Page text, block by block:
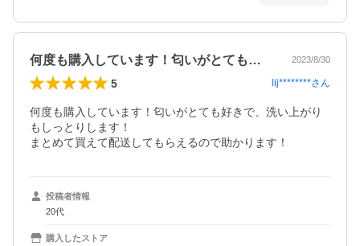
何度も購入しています！匂いがとても好き… 2023/8/30
5 lij********さん
何度も購入しています！匂いがとても好きで、洗い上がり
もしっとりします！
まとめて買えて配送してもらえるので助かります！
投稿者情報
20代
購入したストア